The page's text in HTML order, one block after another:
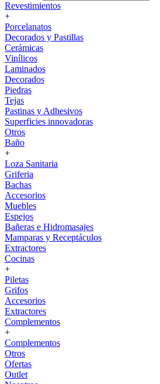
Revestimientos
+
Porcelanatos
Decorados y Pastillas
Cerámicas
Vinílicos
Laminados
Decorados
Piedras
Tejas
Pastinas y Adhesivos
Superficies innovadoras
Otros
Baño
+
Loza Sanitaria
Griferia
Bachas
Accesorios
Muebles
Espejos
Bañeras e Hidromasajes
Mamparas y Receptáculos
Extractores
Cocinas
+
Piletas
Grifos
Accesorios
Extractores
Complementos
+
Complementos
Otros
Ofertas
Outlet